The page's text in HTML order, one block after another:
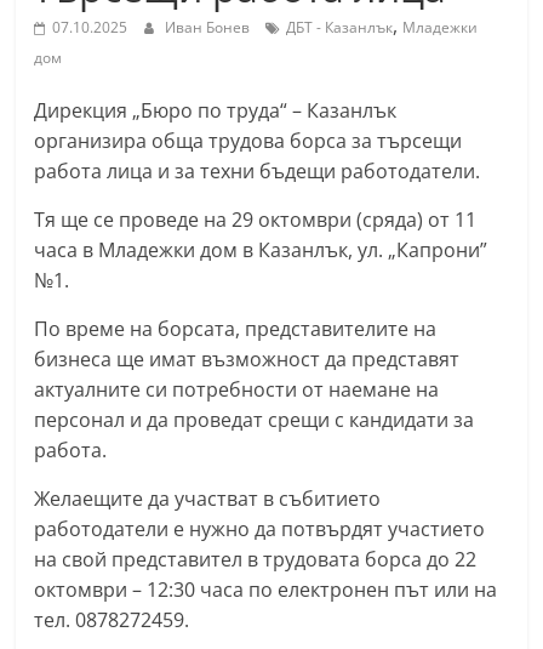
С
р
а
г
р
а
–
k
z
a
n
l
a
07.10.2025 Иван Бонев ДБТ - Казанлък, Младежки
дом
Дирекция „Бюро по труда“ – Казанлък
организира обща трудова борса за търсещи
работа лица и за техни бъдещи работодатели.
Тя ще се проведе на 29 октомври (сряда) от 11
часа в Младежки дом в Казанлък, ул. „Капрони”
№1.
По време на борсата, представителите на
бизнеса ще имат възможност да представят
актуалните си потребности от наемане на
персонал и да проведат срещи с кандидати за
работа.
Желаещите да участват в събитието
работодатели е нужно да потвърдят участието
на свой представител в трудовата борса до 22
октомври – 12:30 часа по електронен път или на
тел. 0878272459.